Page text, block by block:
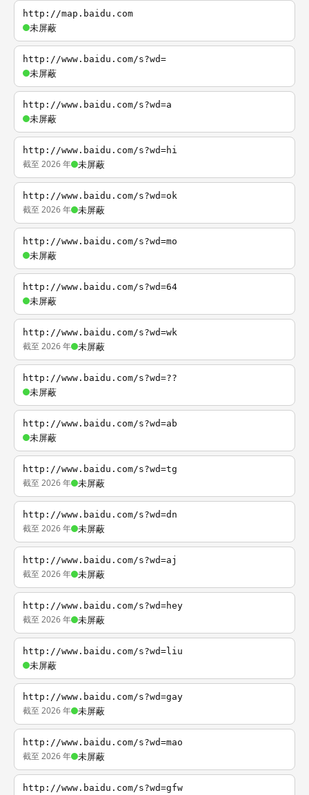
http://map.baidu.com
未屏蔽
http://www.baidu.com/s?wd=
未屏蔽
http://www.baidu.com/s?wd=a
未屏蔽
http://www.baidu.com/s?wd=hi
截至 2026 年 未屏蔽
http://www.baidu.com/s?wd=ok
截至 2026 年 未屏蔽
http://www.baidu.com/s?wd=mo
未屏蔽
http://www.baidu.com/s?wd=64
未屏蔽
http://www.baidu.com/s?wd=wk
截至 2026 年 未屏蔽
http://www.baidu.com/s?wd=??
未屏蔽
http://www.baidu.com/s?wd=ab
未屏蔽
http://www.baidu.com/s?wd=tg
截至 2026 年 未屏蔽
http://www.baidu.com/s?wd=dn
截至 2026 年 未屏蔽
http://www.baidu.com/s?wd=aj
截至 2026 年 未屏蔽
http://www.baidu.com/s?wd=hey
截至 2026 年 未屏蔽
http://www.baidu.com/s?wd=liu
未屏蔽
http://www.baidu.com/s?wd=gay
截至 2026 年 未屏蔽
http://www.baidu.com/s?wd=mao
截至 2026 年 未屏蔽
http://www.baidu.com/s?wd=gfw